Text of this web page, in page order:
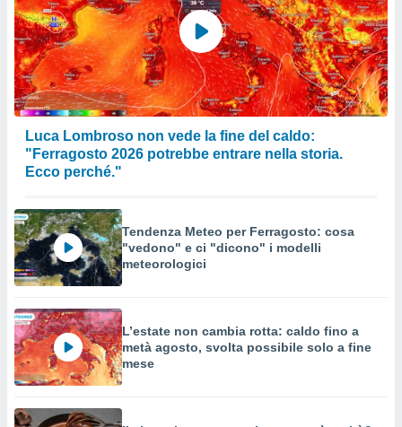
Luca Lombroso non vede la fine del caldo:
"Ferragosto 2026 potrebbe entrare nella storia.
Ecco perché."
Tendenza Meteo per Ferragosto: cosa
"vedono" e ci "dicono" i modelli
meteorologici
L’estate non cambia rotta: caldo fino a
metà agosto, svolta possibile solo a fine
mese